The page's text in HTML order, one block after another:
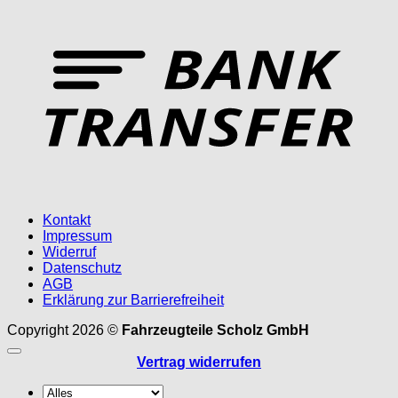
Kontakt
Impressum
Widerruf
Datenschutz
AGB
Erklärung zur Barrierefreiheit
Copyright 2026 © Fahrzeugteile Scholz GmbH
Vertrag widerrufen